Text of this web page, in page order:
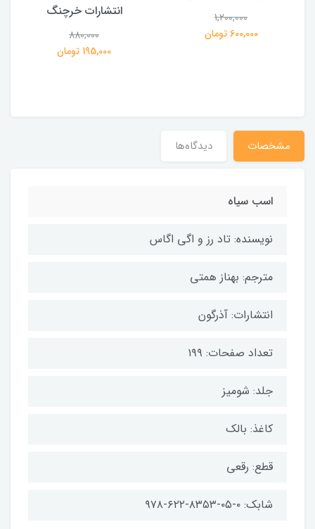
1,200,000
600,000 تومان
انتشارات خرچنگ
880,000
195,000 تومان
مشخصات دیدگاه‌ها
اسب سیاه
نویسنده: تاد رز و اگی اگاس
مترجم: بهناز همتی
انتشارات: آذرگون
تعداد صفحات: ۱۹۹
جلد: شومیز
کاغذ: بالک
قطع: رقعی
شابک: ۰-۰۵-۸۳۵۳-۶۲۲-۹۷۸